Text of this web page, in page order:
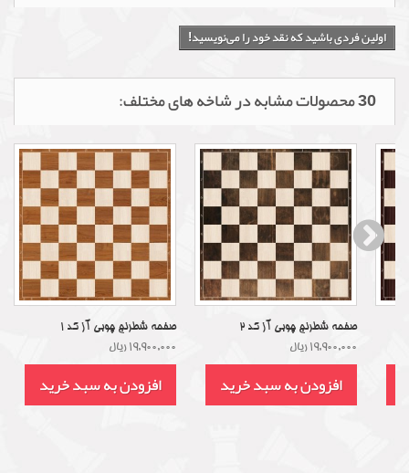
اولین فردی باشید که نقد خود را می‌نویسید!
30 محصولات مشابه در شاخه های مختلف:
صفحه شطرنج چوبی آز کد 1
19,900,000 ریال
افزودن به سبد خرید
صفحه شطرنج چوبی آز کد 2
19,900,000 ریال
افزودن به سبد خرید